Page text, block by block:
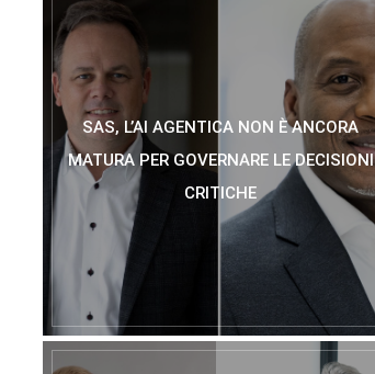
SAS, L’AI AGENTICA NON È ANCORA
MATURA PER GOVERNARE LE DECISIONI
CRITICHE